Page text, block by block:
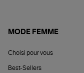
MODE FEMME
Choisi pour vous
Best-Sellers